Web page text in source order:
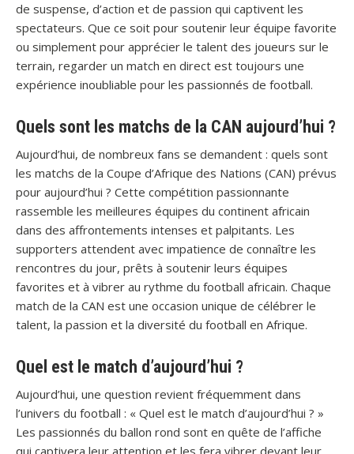
de suspense, d’action et de passion qui captivent les
spectateurs. Que ce soit pour soutenir leur équipe favorite
ou simplement pour apprécier le talent des joueurs sur le
terrain, regarder un match en direct est toujours une
expérience inoubliable pour les passionnés de football.
Quels sont les matchs de la CAN aujourd’hui ?
Aujourd’hui, de nombreux fans se demandent : quels sont
les matchs de la Coupe d’Afrique des Nations (CAN) prévus
pour aujourd’hui ? Cette compétition passionnante
rassemble les meilleures équipes du continent africain
dans des affrontements intenses et palpitants. Les
supporters attendent avec impatience de connaître les
rencontres du jour, prêts à soutenir leurs équipes
favorites et à vibrer au rythme du football africain. Chaque
match de la CAN est une occasion unique de célébrer le
talent, la passion et la diversité du football en Afrique.
Quel est le match d’aujourd’hui ?
Aujourd’hui, une question revient fréquemment dans
l’univers du football : « Quel est le match d’aujourd’hui ? »
Les passionnés du ballon rond sont en quête de l’affiche
qui captivera leur attention et les fera vibrer devant leur